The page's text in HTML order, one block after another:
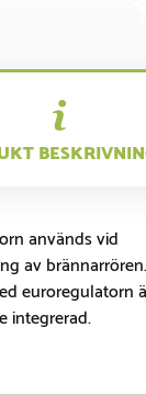
används vid
av
euroregulatorn
integrerad.